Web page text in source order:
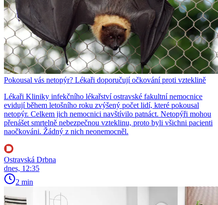
Pokousal vás netopýr? Lékaři doporučují očkování proti vzteklině
Lékaři Kliniky infekčního lékařství ostravské fakultní nemocnice
evidují během letošního roku zvýšený počet lidí, které pokousal
netopýr. Celkem jich nemocnici navštívilo patnáct. Netopýři mohou
přenášet smrtelně nebezpečnou vzteklinu, proto byli všichni pacienti
naočkováni. Žádný z nich neonemocněl.
Ostravská Drbna
dnes, 12:35
2 min